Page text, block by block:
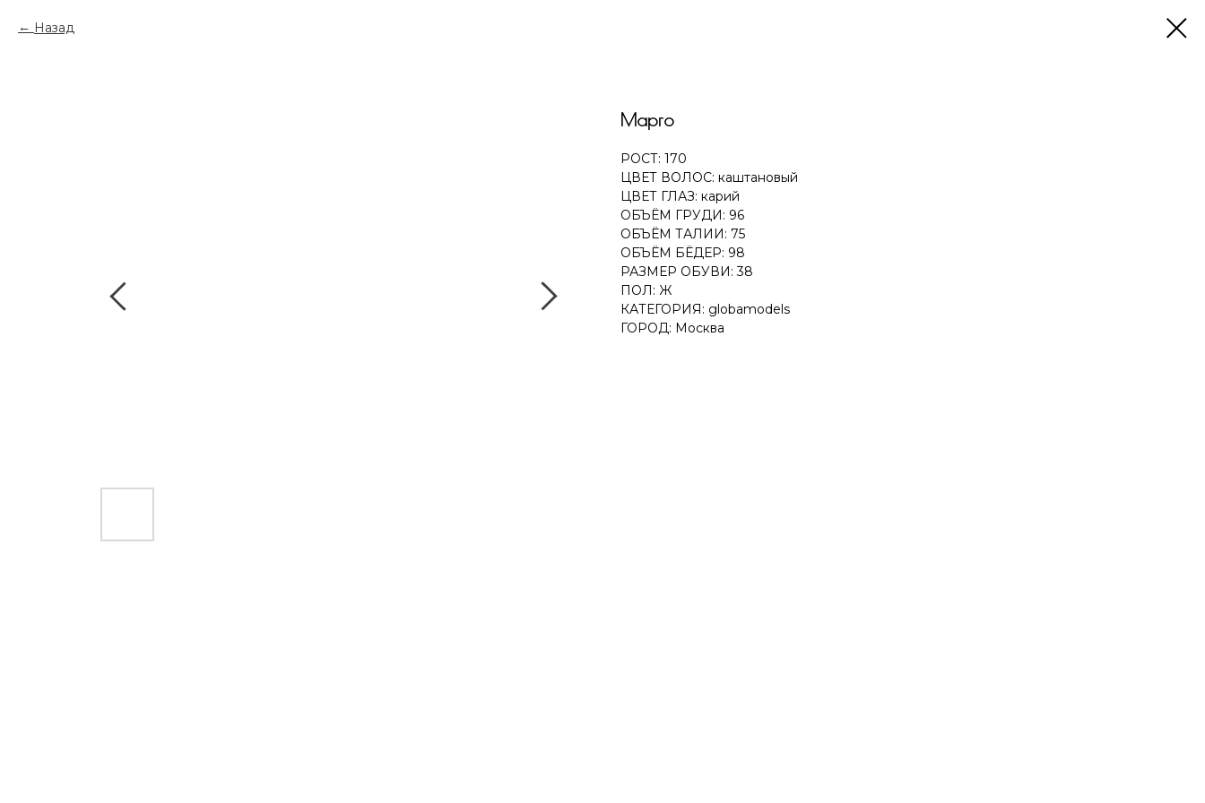
Назад
Марго
РОСТ: 170
ЦВЕТ ВОЛОС: каштановый
ЦВЕТ ГЛАЗ: карий
ОБЪЁМ ГРУДИ: 96
ОБЪЁМ ТАЛИИ: 75
ОБЪЁМ БЁДЕР: 98
РАЗМЕР ОБУВИ: 38
ПОЛ: Ж
КАТЕГОРИЯ: globamodels
ГОРОД: Москва